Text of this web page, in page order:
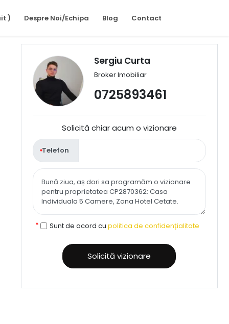
) Despre Noi/Echipa Blog Contact
Sergiu Curta
Broker Imobiliar
0725893461
Solicită chiar acum o vizionare
Telefon
Sunt de acord cu politica de confidențialitate
Solicită vizionare